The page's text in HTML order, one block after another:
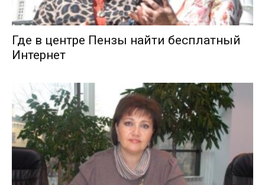
Где в центре Пензы найти бесплатный
Интернет